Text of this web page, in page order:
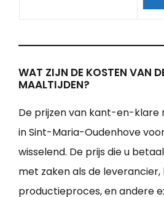
WAT ZIJN DE KOSTEN VAN
MAALTIJDEN?
De prijzen van kant-en-klare
in Sint-Maria-Oudenhove
wisselend. De prijs die u
met zaken als de leverancier,
productieproces, en andere